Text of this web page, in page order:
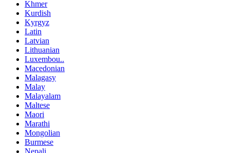
Khmer
Kurdish
Kyrgyz
Latin
Latvian
Lithuanian
Luxembou..
Macedonian
Malagasy
Malay
Malayalam
Maltese
Maori
Marathi
Mongolian
Burmese
Nepali